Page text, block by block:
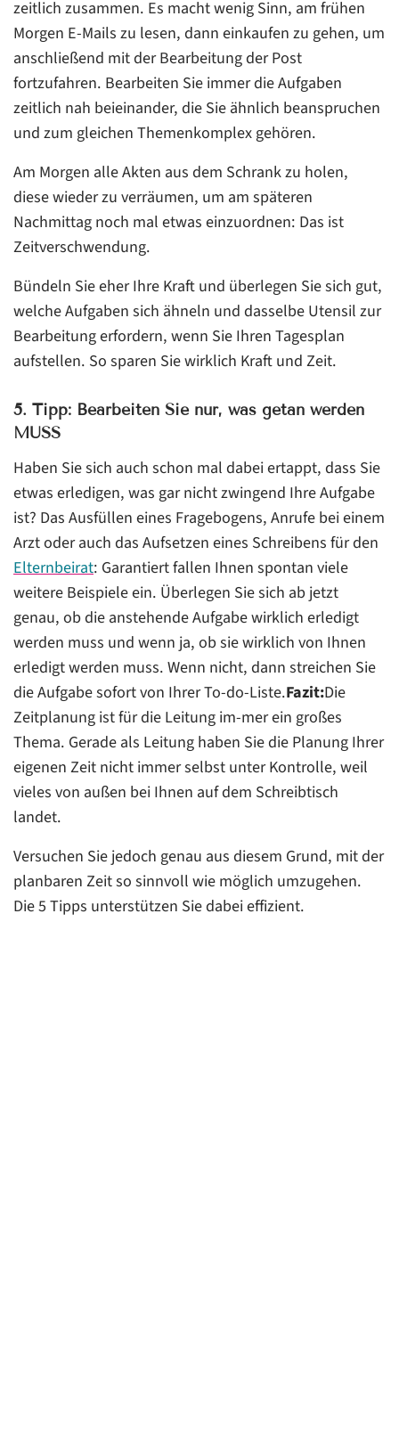
zeitlich zusammen. Es macht wenig Sinn, am frühen
Morgen E-Mails zu lesen, dann einkaufen zu gehen, um
anschließend mit der Bearbeitung der Post
fortzufahren. Bearbeiten Sie immer die Aufgaben
zeitlich nah beieinander, die Sie ähnlich beanspruchen
und zum gleichen Themenkomplex gehören.
Am Morgen alle Akten aus dem Schrank zu holen,
diese wieder zu verräumen, um am späteren
Nachmittag noch mal etwas einzuordnen: Das ist
Zeitverschwendung.
Bündeln Sie eher Ihre Kraft und überlegen Sie sich gut,
welche Aufgaben sich ähneln und dasselbe Utensil zur
Bearbeitung erfordern, wenn Sie Ihren Tagesplan
aufstellen. So sparen Sie wirklich Kraft und Zeit.
5. Tipp: Bearbeiten Sie nur, was getan werden
MUSS
Haben Sie sich auch schon mal dabei ertappt, dass Sie
etwas erledigen, was gar nicht zwingend Ihre Aufgabe
ist? Das Ausfüllen eines Fragebogens, Anrufe bei einem
Arzt oder auch das Aufsetzen eines Schreibens für den
Elternbeirat: Garantiert fallen Ihnen spontan viele
weitere Beispiele ein. Überlegen Sie sich ab jetzt
genau, ob die anstehende Aufgabe wirklich erledigt
werden muss und wenn ja, ob sie wirklich von Ihnen
erledigt werden muss. Wenn nicht, dann streichen Sie
die Aufgabe sofort von Ihrer To-do-Liste.Fazit:Die
Zeitplanung ist für die Leitung im-mer ein großes
Thema. Gerade als Leitung haben Sie die Planung Ihrer
eigenen Zeit nicht immer selbst unter Kontrolle, weil
vieles von außen bei Ihnen auf dem Schreibtisch
landet.
Versuchen Sie jedoch genau aus diesem Grund, mit der
planbaren Zeit so sinnvoll wie möglich umzugehen.
Die 5 Tipps unterstützen Sie dabei effizient.